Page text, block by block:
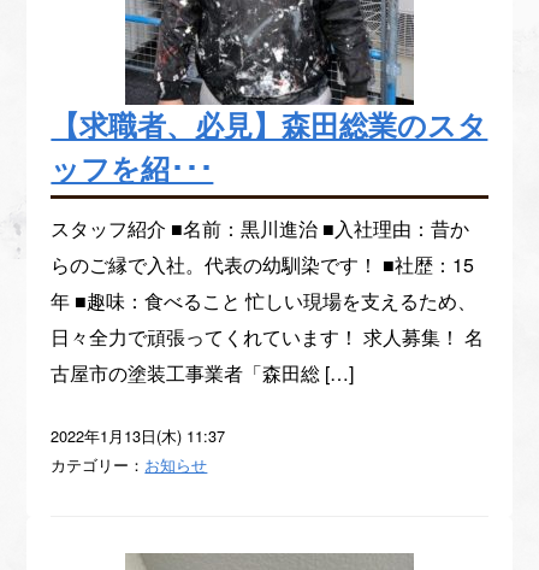
【求職者、必見】森田総業のスタ
ッフを紹･･･
スタッフ紹介 ■名前：黒川進治 ■入社理由：昔か
らのご縁で入社。代表の幼馴染です！ ■社歴：15
年 ■趣味：食べること 忙しい現場を支えるため、
日々全力で頑張ってくれています！ 求人募集！ 名
古屋市の塗装工事業者「森田総 […]
2022年1月13日(木) 11:37
カテゴリー： お知らせ